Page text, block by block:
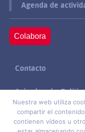
Agenda de
Colabora
Contacto
Aviso legal y
Política de cookies
Nuestra web utiliza
compartir el
contienen vídeos u